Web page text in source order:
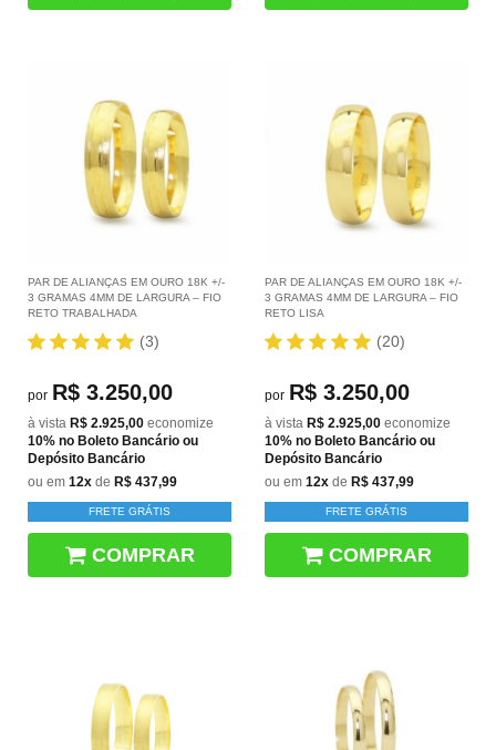
PAR DE ALIANÇAS EM OURO 18K +/-
3 GRAMAS 4MM DE LARGURA – FIO
RETO TRABALHADA
(3)
por R$ 3.250,00
à vista R$ 2.925,00 economize
10% no Boleto Bancário ou
Depósito Bancário
ou em 12x de R$ 437,99
FRETE GRÁTIS
COMPRAR
PAR DE ALIANÇAS EM OURO 18K +/-
3 GRAMAS 4MM DE LARGURA – FIO
RETO LISA
(20)
por R$ 3.250,00
à vista R$ 2.925,00 economize
10% no Boleto Bancário ou
Depósito Bancário
ou em 12x de R$ 437,99
FRETE GRÁTIS
COMPRAR